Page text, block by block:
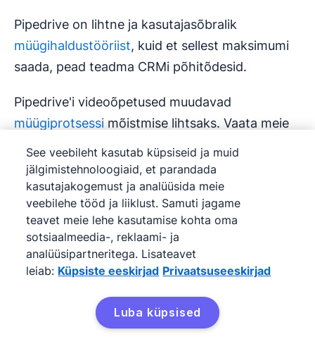
Pipedrive on lihtne ja kasutajasõbralik
müügihaldustööriist, kuid et sellest maksimumi
saada, pead teadma CRMi põhitõdesid.
Pipedrive'i videoõpetused muudavad
müügiprotsessi mõistmise lihtsaks. Vaata meie
müügitoru haldamise kohta, või koos tiimiga, et
kiirendada Pipedrive'i kasutuselevõttu. Täiusta
omamüügioskusiasjatundlike nõuannete,
sammsammuliste funktsioonide õpetuste ja
müüginippidega.
Registreeri siin
See veebileht kasutab küpsiseid ja muid
jälgimistehnoloogiaid, et parandada
kasutajakogemust ja analüüsida meie
veebilehe tööd ja liiklust. Samuti jagame
teavet meie lehe kasutamise kohta oma
sotsiaalmeedia-, reklaami- ja
analüüsipartneritega. Lisateavet
leiab: Küpsiste eeskirjad Privaatsuseeskirjad
Luba küpsised